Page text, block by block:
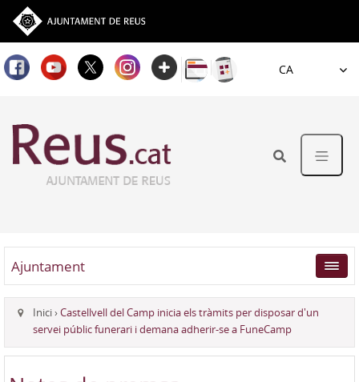
Idioma
Ajuntament
Inici›Castellvell del Camp inicia els tràmits per disposar d'un
servei públic funerari i demana adherir-se a FuneCamp